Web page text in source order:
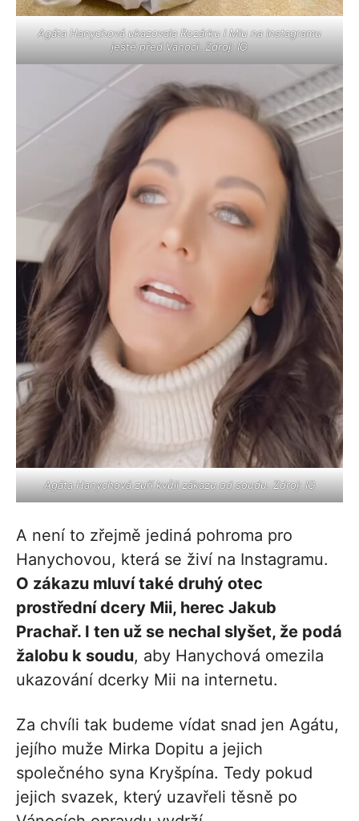
Agáta Hanychová ukazovala Rozárku i Miu na Instagramu
ještě před Vánoci. Zdroj: IG
Agáta Hanychová zuří kvůli zákazu od soudu. Zdroj: IG
A není to zřejmě jediná pohroma pro
Hanychovou, která se živí na Instagramu.
O zákazu mluví také druhý otec
prostřední dcery Mii, herec Jakub
Prachař. I ten už se nechal slyšet, že podá
žalobu k soudu, aby Hanychová omezila
ukazování dcerky Mii na internetu.
Za chvíli tak budeme vídat snad jen Agátu,
jejího muže Mirka Dopitu a jejich
společného syna Kryšpína. Tedy pokud
jejich svazek, který uzavřeli těsně po